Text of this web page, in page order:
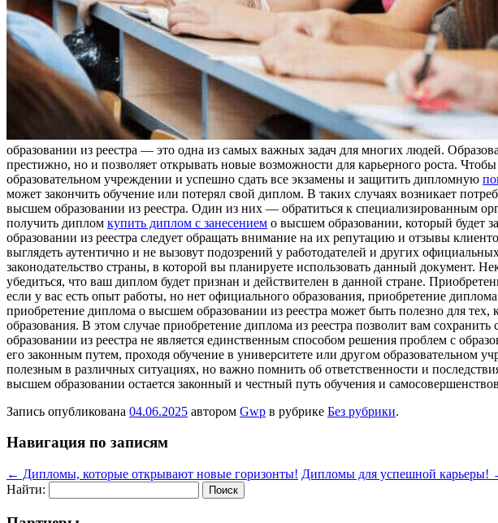
образовании из реестра — это одна из самых важных задач для многих людей.
престижно, но и позволяет открывать новые возможности для карьерного роста.
образовательном учреждении и успешно сдать все экзамены и защитить дипломную
может закончить обучение или потерял свой диплом. В таких случаях возникает
высшем образовании из реестра. Один из них — обратиться к специализированным
получить диплом купить диплом с занесением о высшем образовании, который будет
образовании из реестра следует обращать внимание на их репутацию и отзывы
выглядеть аутентично и не вызовут подозрений у работодателей и других
законодательство страны, в которой вы планируете использовать данный документ.
убедиться, что ваш диплом будет признан и действителен в данной стране.
если у вас есть опыт работы, но нет официального образования, приобретение
приобретение диплома о высшем образовании из реестра может быть полезно для
образования. В этом случае приобретение диплома из реестра позволит вам
образовании из реестра не является единственным способом решения проблем с
его законным путем, проходя обучение в университете или другом
полезным в различных ситуациях, но важно помнить об ответственности и
высшем образовании остается законный и честный путь обучения и
Запись опубликована 04.06.2025 автором Gwp в рубрике Без рубрики.
Навигация по записям
← Дипломы, которые открывают новые горизонты! Дипломы для успешной карьеры!
Найти: